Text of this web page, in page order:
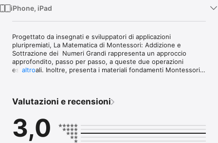
iPhone, iPad
Progettato da insegnati e sviluppatori di applicazioni
pluripremiati, La Matematica di Montessori: Addizione e
Sottrazione dei  Numeri Grandi rappresenta un approccio
approfondito, passo per passo, a queste due operazioni
essenziali. Inoltre, presenta i materiali fondamenti Montessori:
rimarranno sorpresi!
Caratteristiche:
- Il nostro esclusivo Algoritmo di progressione dinamico segue
il progresso individuale di ciascun bambino,
altro
Valutazioni e recensioni
3,0